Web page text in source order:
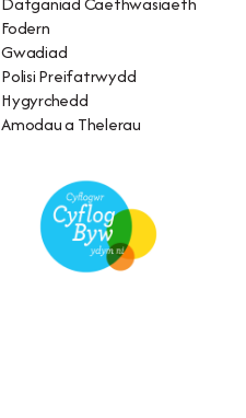
Fodern
Gwadiad
Polisi Preifatrwydd
Hygyrchedd
Amodau a Thelerau